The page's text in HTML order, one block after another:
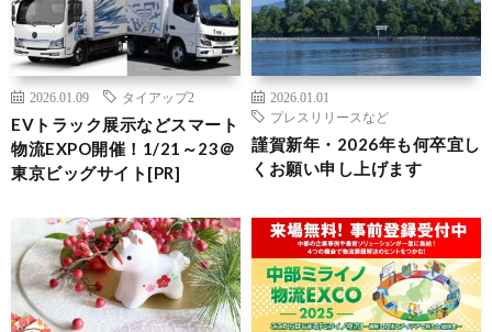
2026.01.09 タイアップ2
EVトラック展示などスマート
物流EXPO開催！1/21～23＠
東京ビッグサイト[PR]
2026.01.01
プレスリリースなど
謹賀新年・2026年も何卒宜し
くお願い申し上げます